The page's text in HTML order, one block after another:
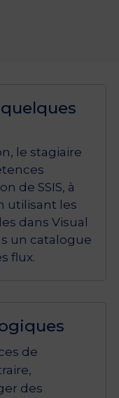
le stagiaire
de SSIS, à
utilisant les
dans Visual
un catalogue
flux.
de
des